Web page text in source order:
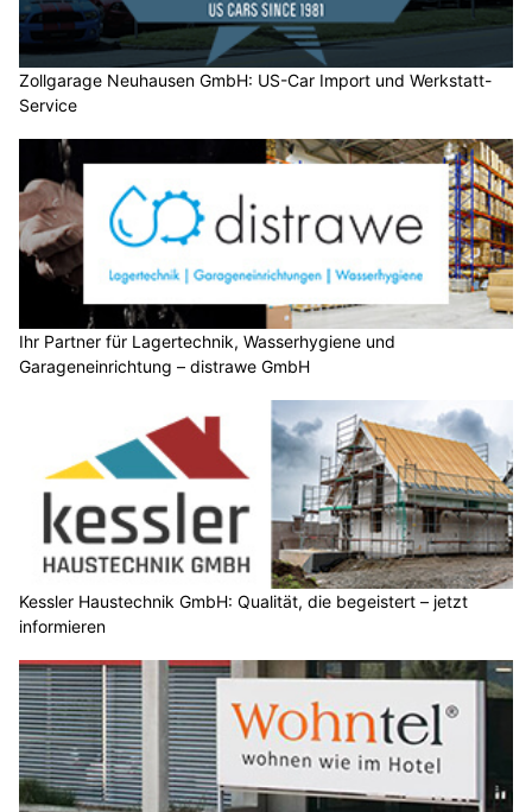
Zollgarage Neuhausen GmbH: US-Car Import und Werkstatt-
Service
Ihr Partner für Lagertechnik, Wasserhygiene und
Garageneinrichtung – distrawe GmbH
Kessler Haustechnik GmbH: Qualität, die begeistert – jetzt
informieren